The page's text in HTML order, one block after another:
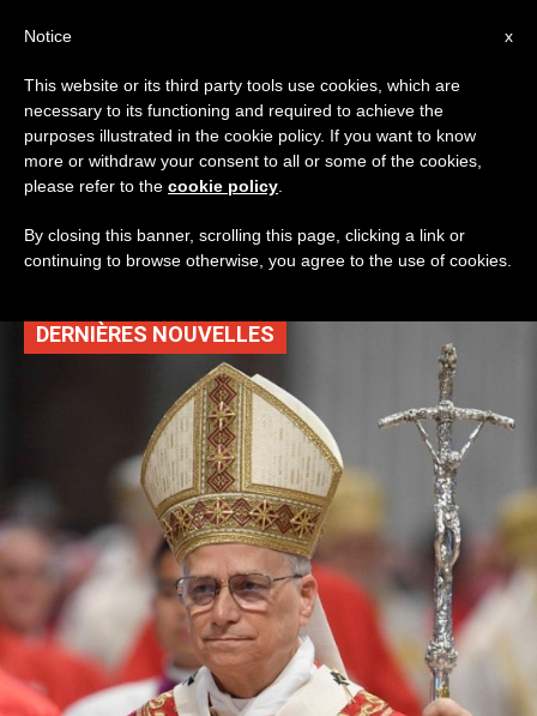
TAG
Posts Tagged ‘حياة
يومية’
DERNIÈRES NOUVELLES
x
Notice
This website or its third party tools use cookies, which are
necessary to its functioning and required to achieve the
purposes illustrated in the cookie policy. If you want to know
more or withdraw your consent to all or some of the cookies,
please refer to the cookie policy
By closing this banner, scrolling this page, clicking a link or
continuing to browse otherwise, you agree to the use of cookies.